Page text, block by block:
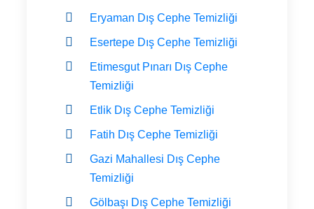
Eryaman Dış Cephe Temizliği
Esertepe Dış Cephe Temizliği
Etimesgut Pınarı Dış Cephe
Temizliği
Etlik Dış Cephe Temizliği
Fatih Dış Cephe Temizliği
Gazi Mahallesi Dış Cephe
Temizliği
Gölbaşı Dış Cephe Temizliği